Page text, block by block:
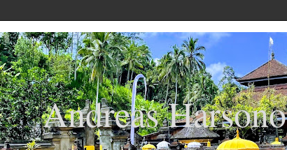
Andreas Harsono